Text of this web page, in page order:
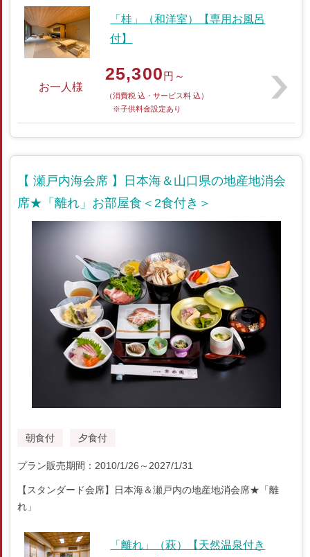
「桂」（和洋室）【専用お風呂
付】
お一人様
25,300円～
（消費税 込・サービス料 込）
※子供料金設定あり
【 瀬戸内海会席 】日本海＆山口県の地産地消会
席★「離れ」お部屋食＜2食付き＞
朝食付 夕食付
プラン販売期間：2010/1/26～2027/1/31
【スタンダード会席】日本海＆瀬戸内の地産地消会席★「離
れ」
「離れ」（萩）【天然温泉付き